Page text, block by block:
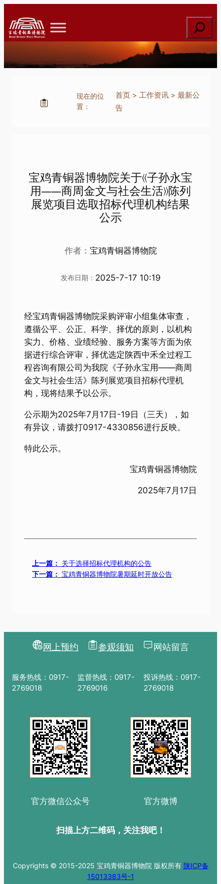
至
内
索
现在的位
置：
首页> 工作资讯> 最新公
告
宝鸡青铜器博物院关于《子孙永宝
用——商周金文与社会生活》陈列
展览项目选取招标代理机构结果
公示
作者： 宝鸡青铜器博物院
发布日期： 2025-7-17 10:19
经宝鸡青铜器博物院采购评审小组集体审查，
遵循公平、公正、科学、择优的原则，以机构
实力、价格、业绩经验、服务方案等方面为依
据进行综合评审，择优选定陕西中禾全过程工
程咨询有限公司为我院《子孙永宝用——商周
金文与社会生活》陈列展览项目招标代理机
构，现将结果予以公示。
公示期为2025年7月17日-19日（三天），如
有异议，请拨打0917-4330856进行反映。
特此公示。
宝鸡青铜器博物院
2025年7月17日
上一篇： 关于选择招标代理机构的公告
下一篇： 宝鸡青铜器博物院暑期延时开放公告
网上预约 参观须知 网站留言
服务热线：0917-
2769018
监督热线：0917-
2769016
投诉热线：0917-
2769018
官方微信公众号 官方微博
扫描上方二维码，关注我吧！
Copyrights © 2015-2025 宝鸡青铜器博物院 版权所有 陕ICP备
15013383号-1